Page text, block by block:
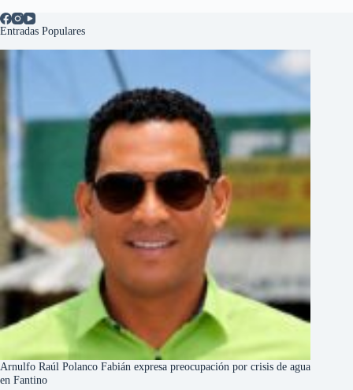
Entradas Populares
Arnulfo Raúl Polanco Fabián expresa preocupación por crisis de agua
en Fantino